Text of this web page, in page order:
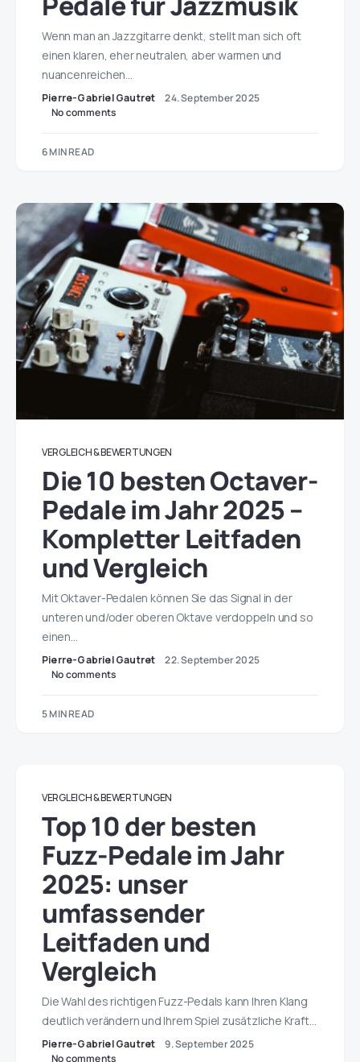
Wenn man an Jazzgitarre denkt, stellt man sich oft
einen klaren, eher neutralen, aber warmen und
nuancenreichen…
Pierre-Gabriel Gautret
24. September 2025
No comments
6 MIN READ
VERGLEICH & BEWERTUNGEN
Die 10 besten Octaver-
Pedale im Jahr 2025 –
Kompletter Leitfaden
und Vergleich
Mit Oktaver-Pedalen können Sie das Signal in der
unteren und/oder oberen Oktave verdoppeln und so
einen…
Pierre-Gabriel Gautret
22. September 2025
No comments
5 MIN READ
VERGLEICH & BEWERTUNGEN
Top 10 der besten
Fuzz-Pedale im Jahr
2025: unser
umfassender
Leitfaden und
Vergleich
Die Wahl des richtigen Fuzz-Pedals kann Ihren Klang
deutlich verändern und Ihrem Spiel zusätzliche Kraft…
Pierre-Gabriel Gautret
9. September 2025
No comments